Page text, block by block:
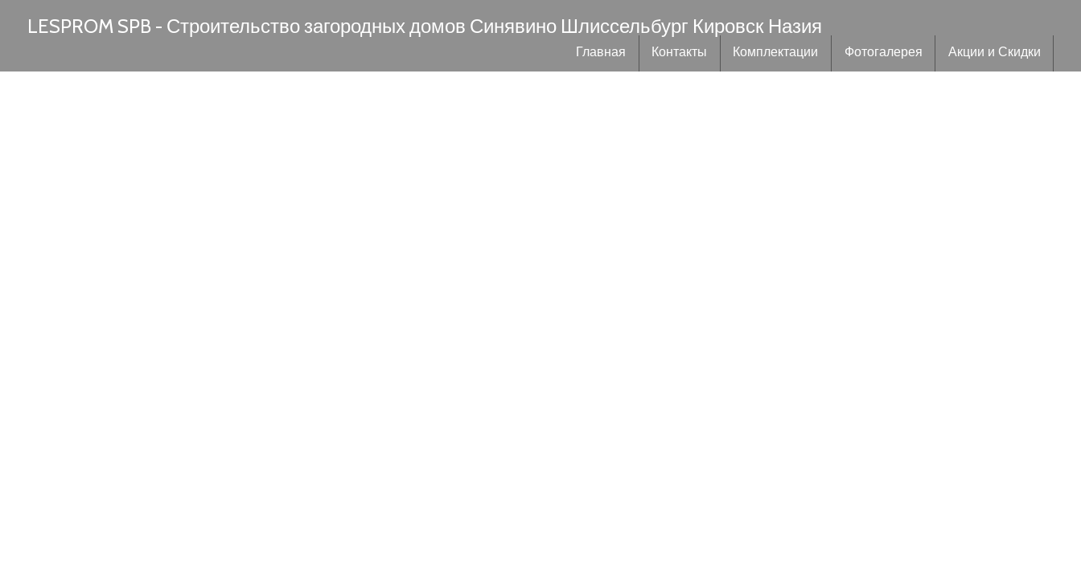
LESPROM SPB - Строительство загородных домов Синявино Шлиссельбург Кировск Назия
Главная Контакты Комплектации Фотогалерея Акции и Скидки